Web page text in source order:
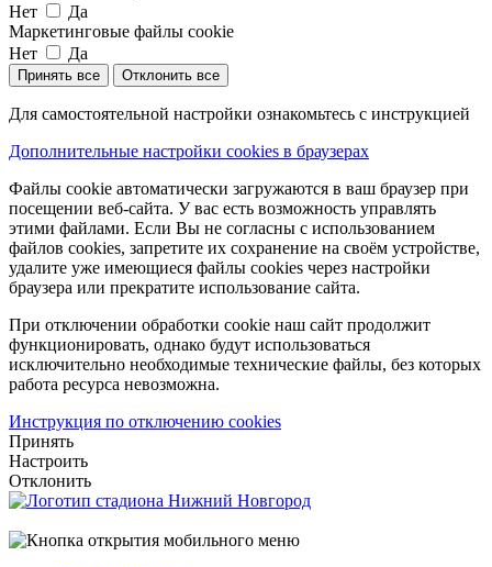
Нет
Да
Маркетинговые файлы cookie
Нет
Да
Принять все Отклонить все
Для самостоятельной настройки ознакомьтесь с инструкцией
Дополнительные настройки cookies в браузерах
Файлы cookie автоматически загружаются в ваш браузер при
посещении веб-сайта. У вас есть возможность управлять
этими файлами. Если Вы не согласны с использованием
файлов cookies, запретите их сохранение на своём устройстве,
удалите уже имеющиеся файлы cookies через настройки
браузера или прекратите использование сайта.
При отключении обработки cookie наш сайт продолжит
функционировать, однако будут использоваться
исключительно необходимые технические файлы, без которых
работа ресурса невозможна.
Инструкция по отключению cookies
Принять
Настроить
Отклонить